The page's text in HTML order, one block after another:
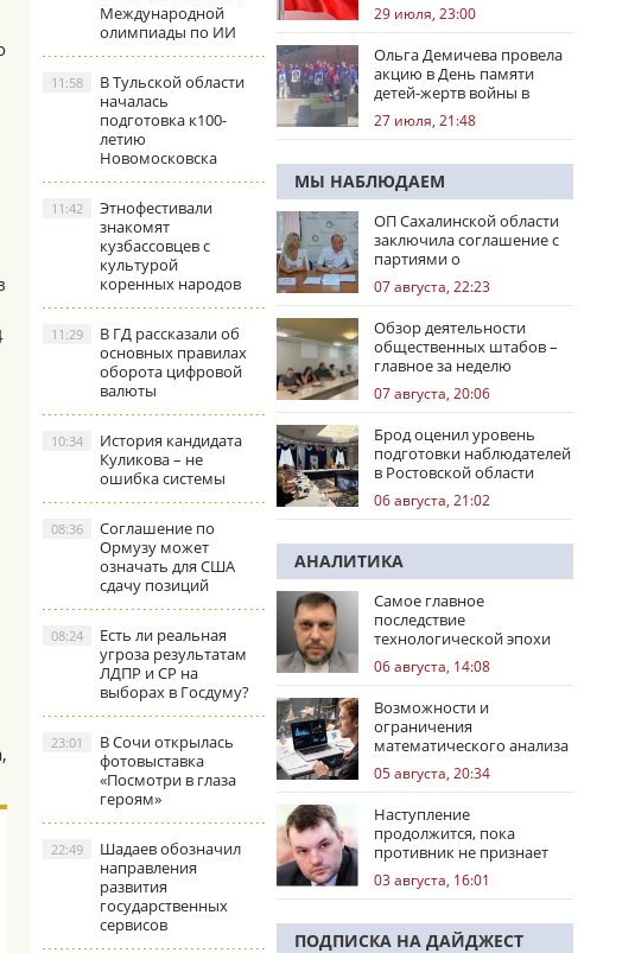
Международной
олимпиады по ИИ
В Тульской области
началась
подготовка к100-
летию
Новомосковска
11:58
Этнофестивали
знакомят
кузбассовцев с
культурой
коренных народов
11:42
В ГД рассказали об
основных правилах
оборота цифровой
валюты
11:29
История кандидата
Куликова – не
ошибка системы
10:34
Соглашение по
Ормузу может
означать для США
сдачу позиций
08:36
Есть ли реальная
угроза результатам
ЛДПР и СР на
выборах в Госдуму?
08:24
В Сочи открылась
фотовыставка
«Посмотри в глаза
героям»
23:01
Шадаев обозначил
направления
развития
государственных
сервисов
22:49
29 июля, 23:00
Ольга Демичева провела
акцию в День памяти
детей-жертв войны в
Донбассе
27 июля, 21:48
МЫ НАБЛЮДАЕМ
ОП Сахалинской области
заключила соглашение с
партиями о
сотрудничестве на
выборах
07 августа, 22:23
Обзор деятельности
общественных штабов –
главное за неделю
07 августа, 20:06
Брод оценил уровень
подготовки наблюдателей
в Ростовской области
06 августа, 21:02
АНАЛИТИКА
Самое главное
последствие
технологической эпохи
06 августа, 14:08
Возможности и
ограничения
математического анализа
избирательных кампаний
05 августа, 20:34
Наступление
продолжится, пока
противник не признает
стратегическое
поражение
03 августа, 16:01
ПОДПИСКА НА ДАЙДЖЕСТ